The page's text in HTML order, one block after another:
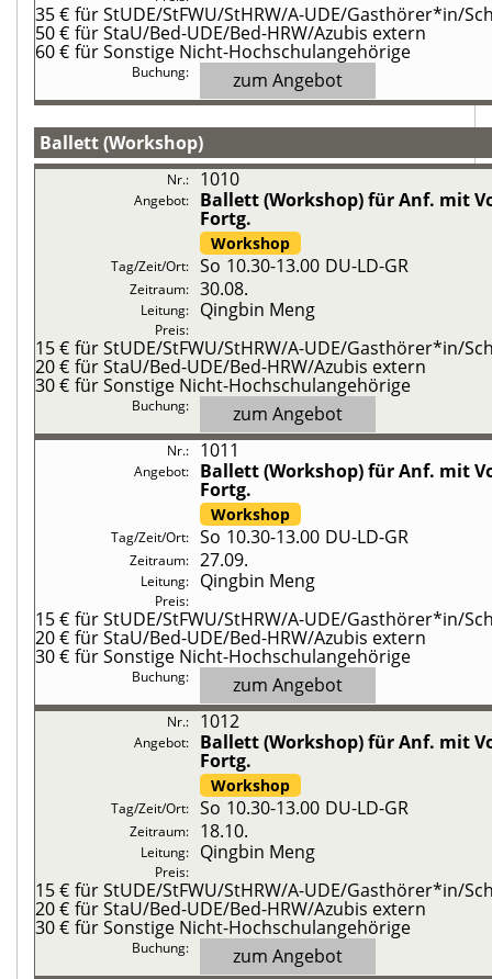
35 € für StUDE/StFWU/StHRW/A-UDE/Gasthörer*in/
50 € für StaU/Bed-UDE/Bed-HRW/Azubis extern
60 € für Sonstige Nicht-Hochschulangehörige
zum Angebot
Ballett (Workshop)
1010
Ballett (Workshop)für Anf. mit
Fortg.
Workshop
So 10.30-13.00 DU-LD-GR
30.08.
Qingbin Meng
15 € für StUDE/StFWU/StHRW/A-UDE/Gasthörer*in/
20 € für StaU/Bed-UDE/Bed-HRW/Azubis extern
30 € für Sonstige Nicht-Hochschulangehörige
zum Angebot
1011
Ballett (Workshop)für Anf. mit
Fortg.
Workshop
So 10.30-13.00 DU-LD-GR
27.09.
Qingbin Meng
15 € für StUDE/StFWU/StHRW/A-UDE/Gasthörer*in/
20 € für StaU/Bed-UDE/Bed-HRW/Azubis extern
30 € für Sonstige Nicht-Hochschulangehörige
zum Angebot
1012
Ballett (Workshop)für Anf. mit
Fortg.
Workshop
So 10.30-13.00 DU-LD-GR
18.10.
Qingbin Meng
15 € für StUDE/StFWU/StHRW/A-UDE/Gasthörer*in/
20 € für StaU/Bed-UDE/Bed-HRW/Azubis extern
30 € für Sonstige Nicht-Hochschulangehörige
zum Angebot